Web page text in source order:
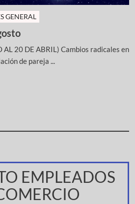
GENERAL
AL 20 DE ABRIL) Cambios radicales en
de pareja ...
EMPLEADOS